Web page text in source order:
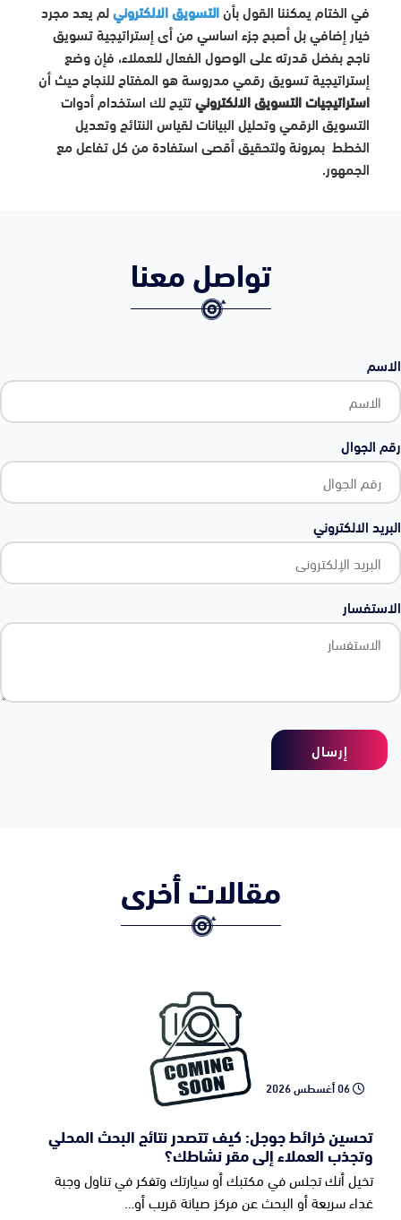
في الختام يمكننا القول بأنالتسويق الالكترونيلم يعد مجرد
خيار إضافي بل أصبح جزء اساسي من أى إستراتيجية تسويق
ناجح بفضل قدرته على الوصول الفعال للعملاء، فإن وضع
إستراتيجية تسويق رقمي مدروسة هو المفتاح للنجاح حيث أن
استراتيجيات التسويق الالكترونيتتيح لك استخدام أدوات
التسويق الرقمي وتحليل البيانات لقياس النتائج وتعديل
الخطط بمرونة ولتحقيق أقصى استفادة من كل تفاعل مع
الجمهور.
تواصل معنا
الاسم
رقم الجوال
البريد الالكتروني
الاستفسار
إرسال
مقالات أخرى
06 أغسطس 2026
تحسين خرائط جوجل: كيف تتصدر نتائج البحث المحلي
وتجذب العملاء إلى مقر نشاطك؟
تخيل أنك تجلس في مكتبك أو سيارتك وتفكر في تناول وجبة
غداء سريعة أو البحث عن مركز صيانة قريب أو…